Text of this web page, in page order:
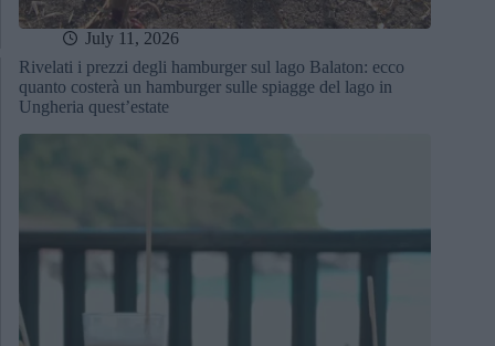
July 11, 2026
Rivelati i prezzi degli hamburger sul lago Balaton: ecco
quanto costerà un hamburger sulle spiagge del lago in
Ungheria quest’estate